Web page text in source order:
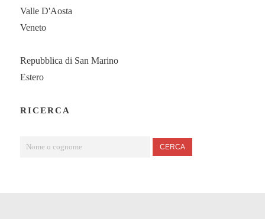
Valle D'Aosta
Veneto
Repubblica di San Marino
Estero
RICERCA
CERCA